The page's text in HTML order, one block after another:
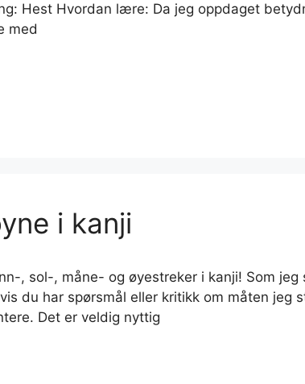
Hest Hvordan lære: Da jeg oppdaget
med
i kanji
, sol-, måne- og øyestreker i kanji! Som
du har spørsmål eller kritikk om måten jeg
Det er veldig nyttig